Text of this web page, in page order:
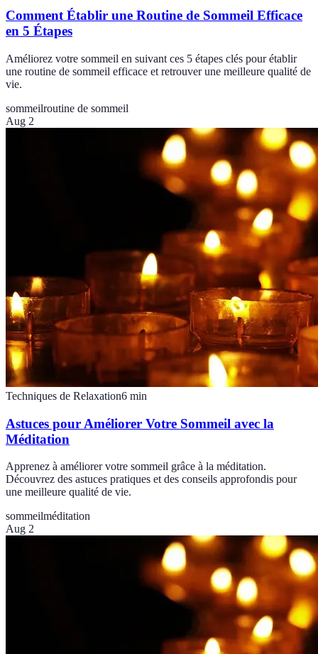
Comment Établir une Routine de Sommeil Efficace
en 5 Étapes
Améliorez votre sommeil en suivant ces 5 étapes clés pour établir
une routine de sommeil efficace et retrouver une meilleure qualité de
vie.
sommeilroutine de sommeil
Aug 2
Techniques de Relaxation6 min
Astuces pour Améliorer Votre Sommeil avec la
Méditation
Apprenez à améliorer votre sommeil grâce à la méditation.
Découvrez des astuces pratiques et des conseils approfondis pour
une meilleure qualité de vie.
sommeilméditation
Aug 2